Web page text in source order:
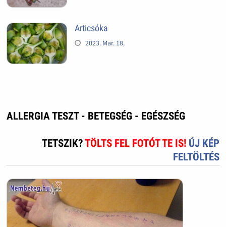
Articsóka
2023. Mar. 18.
ALLERGIA TESZT - BETEGSÉG - EGÉSZSÉG
TETSZIK?TÖLTS FEL FOTÓT TE IS! ÚJ KÉP
FELTÖLTÉS